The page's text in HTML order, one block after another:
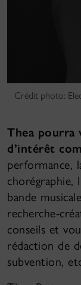
Crédit photo:
Thea pourra
d’intérêt
performance,
chorégraphie,
bande
recherche-
conseils et
rédaction de
subvention,